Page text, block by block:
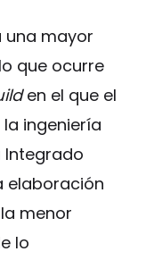
una mayor
que ocurre
en el que el
ingeniería
Integrado
elaboración
menor
lo